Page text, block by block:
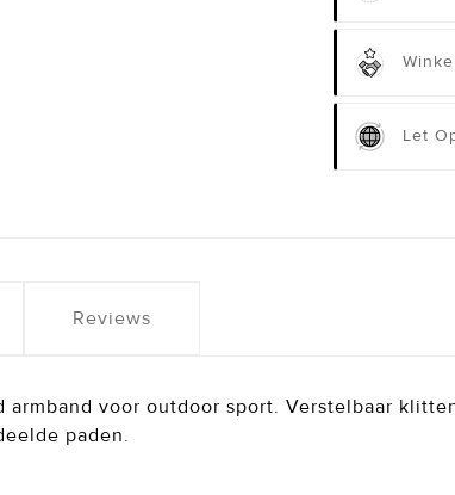
Let
Reviews
voor outdoor sport. Verstelbaar
paden.